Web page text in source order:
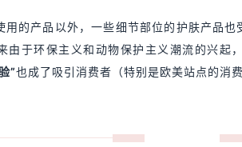
用的产品以外，一些细节部位的护肤产品也
由于环保主义和动物保护主义潮流的兴起
”也成了吸引消费者（特别是欧美站点的消